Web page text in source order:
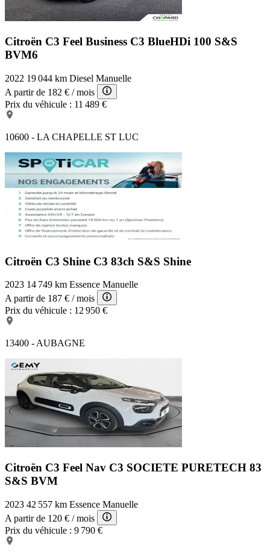
Citroën C3 Feel Business C3 BlueHDi 100 S&S
BVM6
2022 19 044 km Diesel Manuelle
A partir de 182 € / mois
Prix du véhicule : 11 489 €
10600 - LA CHAPELLE ST LUC
Citroën C3 Shine C3 83ch S&S Shine
2023 14 749 km Essence Manuelle
A partir de 187 € / mois
Prix du véhicule : 12 950 €
13400 - AUBAGNE
Citroën C3 Feel Nav C3 SOCIETE PURETECH 83
S&S BVM
2023 42 557 km Essence Manuelle
A partir de 120 € / mois
Prix du véhicule : 9 790 €